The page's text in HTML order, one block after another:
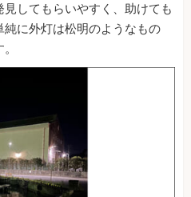
してもらいやすく、助けても
に外灯は松明のようなもの